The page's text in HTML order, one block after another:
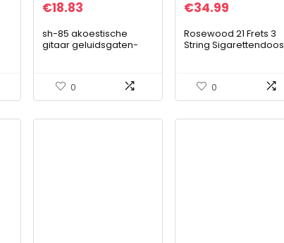
€18.83
sh-85 akoestische
gitaar geluidsgaten-
0
€34.99
Rosewood 21 Frets 3
String Sigarettendoos
Muziek Lover
0